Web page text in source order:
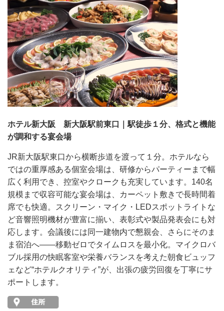
ホテル新大阪 新大阪駅前東口｜駅徒歩１分、格式と機能
が調和する宴会場
JR新大阪駅東口から横断歩道を渡って１分。ホテルなら
ではの重厚感ある個室会場は、研修からパーティーまで幅
広く利用でき、控室やクロークも充実しています。140名
規模まで収容可能な宴会場は、カーペット敷きで長時間着
席でも快適。スクリーン・マイク・LEDスポットライトな
ど音響照明機材が豊富に揃い、表彰式や製品発表会にも対
応します。会議後には同一建物内で懇親会、さらにそのま
ま宿泊へ——移動ゼロでタイムロスを最小化。マイクロバ
ブル採用の快眠客室や栄養バランスを考えた朝食ビュッフ
ェなど“ホテルクオリティ”が、出張の疲労回復を丁寧にサ
ポートします。